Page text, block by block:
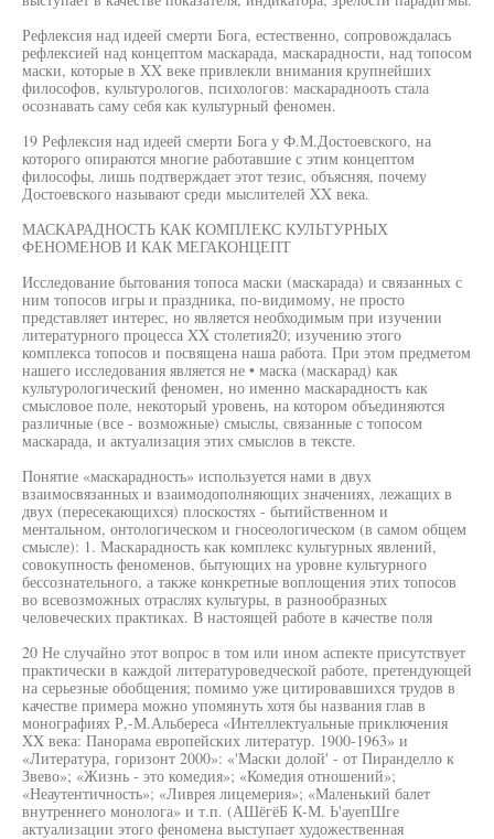
Рефлексия над идеей смерти Бога, естественно, сопровождалась
рефлексией над концептом маскарада, маскарадности, над топосом
маски, которые в XX веке привлекли внимания крупнейших
философов, культурологов, психологов: маскараднооть стала
осознавать саму себя как культурный феномен.
19 Рефлексия над идеей смерти Бога у Ф.М.Достоевского, на
которого опираются многие работавшие с этим концептом
философы, лишь подтверждает этот тезис, объясняя, почему
Достоевского называют среди мыслителей XX века.
МАСКАРАДНОСТЬ КАК КОМПЛЕКС КУЛЬТУРНЫХ
ФЕНОМЕНОВ И КАК МЕГАКОНЦЕПТ
Исследование бытования топоса маски (маскарада) и связанных с
ним топосов игры и праздника, по-видимому, не просто
представляет интерес, но является необходимым при изучении
литературного процесса XX столетия20; изучению этого
комплекса топосов и посвящена наша работа. При этом предметом
нашего исследования является не • маска (маскарад) как
культурологический феномен, но именно маскарадностъ как
смысловое поле, некоторый уровень, на котором объединяются
различные (все - возможные) смыслы, связанные с топосом
маскарада, и актуализация этих смыслов в тексте.
Понятие «маскарадность» используется нами в двух
взаимосвязанных и взаимодополняющих значениях, лежащих в
двух (пересекающихся) плоскостях - бытийственном и
ментальном, онтологическом и гносеологическом (в самом общем
смысле): 1. Маскарадность как комплекс культурных явлений,
совокупность феноменов, бытующих на уровне культурного
бессознательного, а также конкретные воплощения этих топосов
во всевозможных отраслях культуры, в разнообразных
человеческих практиках. В настоящей работе в качестве поля
20 Не случайно этот вопрос в том или ином аспекте присутствует
практически в каждой литературоведческой работе, претендующей
на серьезные обобщения; помимо уже цитировавшихся трудов в
качестве примера можно упомянуть хотя бы названия глав в
монографиях Р,-М.Альбереса «Интеллектуальные приключения
XX века: Панорама европейских литератур. 1900-1963» и
«Литература, горизонт 2000»: «'Маски долой' - от Пиранделло к
Звево»; «Жизнь - это комедия»; «Комедия отношений»;
«Неаутентичность»; «Ливрея лицемерия»; «Маленький балет
внутреннего монолога» и т.п. (АШёгёБ К-М. Ь'ауепШге
актуализации этого феномена выступает художественная